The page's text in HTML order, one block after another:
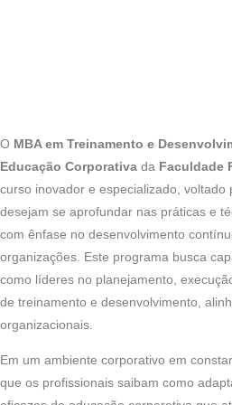
O MBA em Treinamento e
Educação Corporativa da Faculdade
curso inovador e especializado, voltado
desejam se aprofundar nas práticas e
com ênfase no desenvolvimento
organizações. Este programa busca
como líderes no planejamento,
de treinamento e desenvolvimento,
organizacionais.
Em um ambiente corporativo em
que os profissionais saibam como